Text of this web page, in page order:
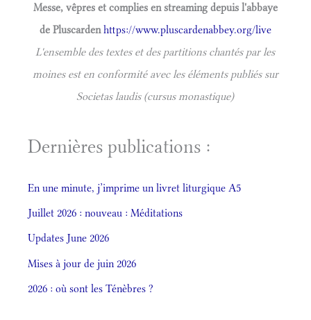
Messe, vêpres et complies en streaming depuis l'abbaye
de Pluscardenhttps://www.pluscardenabbey.org/live
L'ensemble des textes et des partitions chantés par les
moines est en conformité avec les éléments publiés sur
Societas laudis (cursus monastique)
Dernières publications :
En une minute, j’imprime un livret liturgique A5
Juillet 2026 : nouveau : Méditations
Updates June 2026
Mises à jour de juin 2026
2026 : où sont les Ténèbres ?